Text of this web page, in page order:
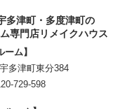
多津町・多度津町の
専門店リメイクハウス
ーム】
多津町東分384
729-598